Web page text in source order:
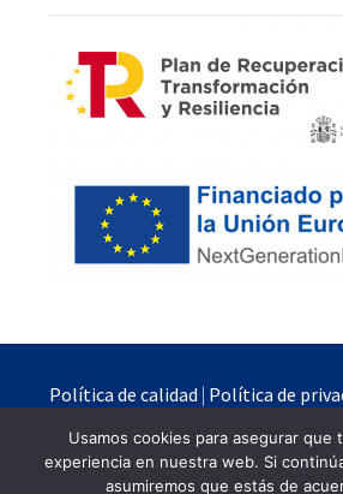
Quimipur S.L.U. ©
Política de calidad | Política de
Usamos cookies para asegurar que
experiencia en nuestra web. Si
asumiremos que estás de